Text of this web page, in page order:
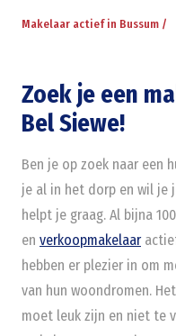
Makelaar actief in Bussum /
Zoek je een
Bel Siewe!
Ben je op zoek naar een
je al in het dorp en wil je
helpt je graag. Al bijna
en verkoopmakelaar
hebben er plezier in om
van hun woondromen.
moet leuk zijn en niet te